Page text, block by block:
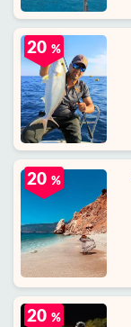
20 %
20 %
20 %